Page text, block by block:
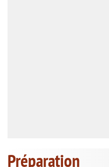
Préparation